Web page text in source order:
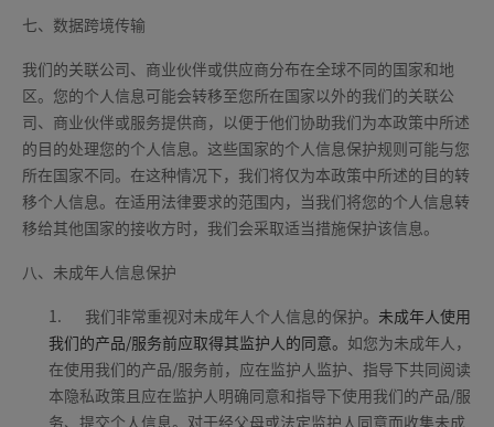
七、数据跨境传输
我们的关联公司、商业伙伴或供应商分布在全球不同的国家和地
区。您的个人信息可能会转移至您所在国家以外的我们的关联公
司、商业伙伴或服务提供商，以便于他们协助我们为本政策中所述
的目的处理您的个人信息。这些国家的个人信息保护规则可能与您
所在国家不同。在这种情况下，我们将仅为本政策中所述的目的转
移个人信息。在适用法律要求的范围内，当我们将您的个人信息转
移给其他国家的接收方时，我们会采取适当措施保护该信息。
八、未成年人信息保护
1. 我们非常重视对未成年人个人信息的保护。 未成年人使用
我们的产品/服务前应取得其监护人的同意。 如您为未成年人，
在使用我们的产品/服务前，应在监护人监护、指导下共同阅读
本隐私政策且应在监护人明确同意和指导下使用我们的产品/服
务、提交个人信息。对于经父母或法定监护人同意而收集未成